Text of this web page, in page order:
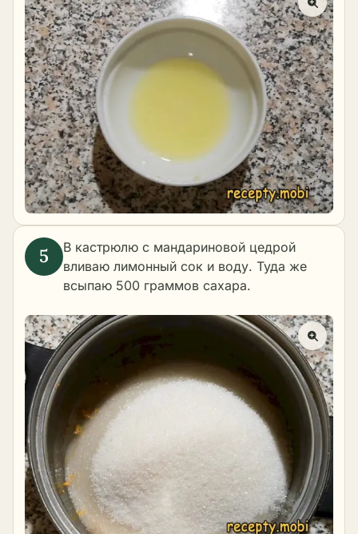
В кастрюлю с мандариновой цедрой
вливаю лимонный сок и воду. Туда же
всыпаю 500 граммов сахара.